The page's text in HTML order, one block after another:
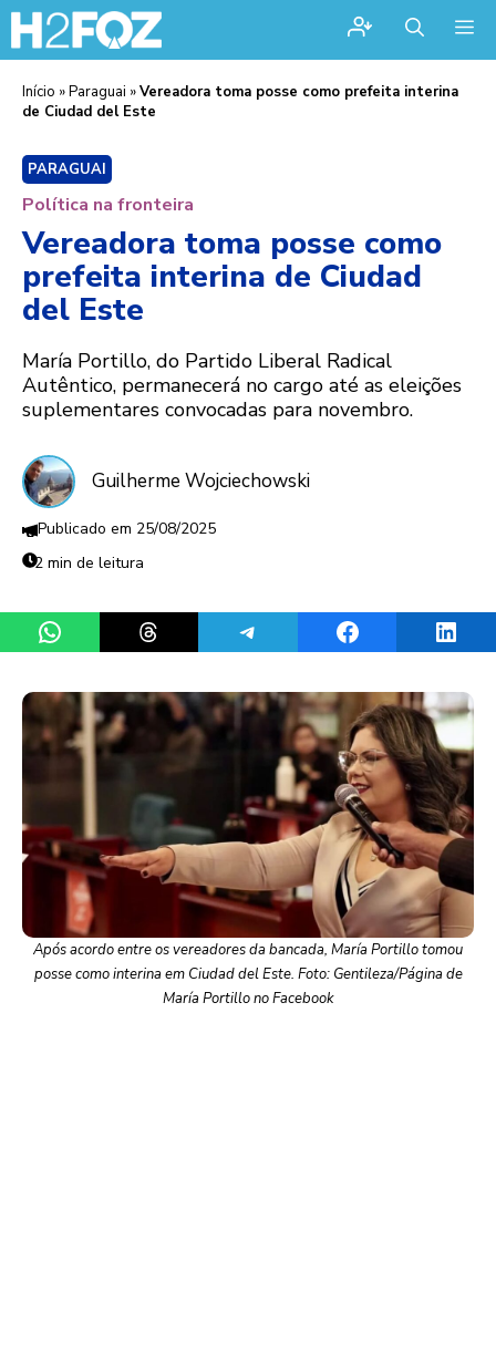
Início »Paraguai »Vereadora toma posse como prefeita interina
de Ciudad del Este
PARAGUAI
Política na fronteira
Vereadora toma posse como
prefeita interina de Ciudad
del Este
María Portillo, do Partido Liberal Radical
Autêntico, permanecerá no cargo até as eleições
suplementares convocadas para novembro.
Guilherme Wojciechowski
25/08/2025
2 min de leitura
Share on WhatsAppShare on ThreadsShare on TelegramShare on Facebook
Após acordo entre os vereadores da bancada, María Portillo tomou
posse como interina em Ciudad del Este. Foto: Gentileza/Página de
María Portillo no Facebook